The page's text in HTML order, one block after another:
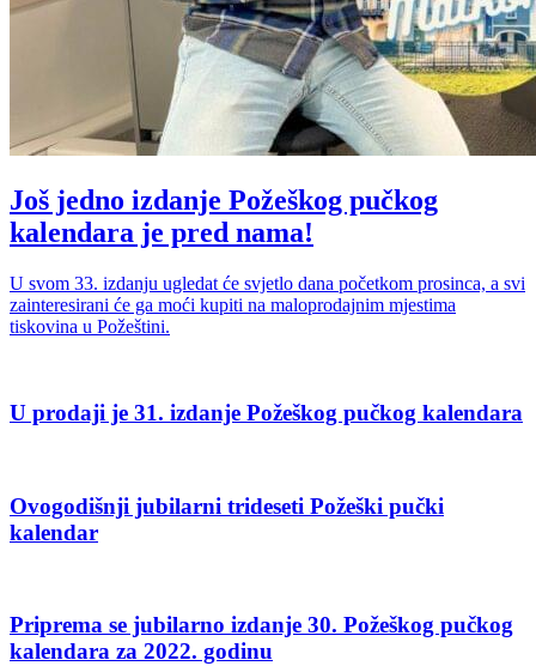
Još jedno izdanje Požeškog pučkog
kalendara je pred nama!
U svom 33. izdanju ugledat će svjetlo dana početkom prosinca, a svi
zainteresirani će ga moći kupiti na maloprodajnim mjestima
tiskovina u Požeštini.
U prodaji je 31. izdanje Požeškog pučkog kalendara
Ovogodišnji jubilarni trideseti Požeški pučki
kalendar
Priprema se jubilarno izdanje 30. Požeškog pučkog
kalendara za 2022. godinu